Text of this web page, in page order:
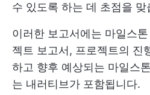
수 있도록 하는 데 초점을 맞
이러한 보고서에는 마일스
젝트 보고서, 프로젝트의 진
하고 향후 예상되는 마일스
는 내러티브가 포함됩니다.